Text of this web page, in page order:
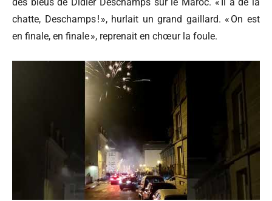
chatte, Deschamps ! », hurlait un grand gaillard. « On est
en finale, en finale », reprenait en chœur la foule.